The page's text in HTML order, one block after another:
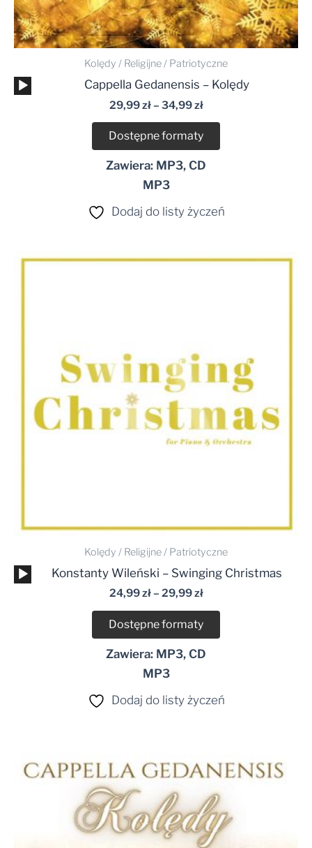
Kolędy / Religijne / Patriotyczne
Odtwarzacz
plików
dźwiękowych
Cappella Gedanensis – Kolędy
29,99zł– 34,99zł
Dostępne formaty
Zawiera: MP3, CD
MP3
Dodaj do listy życzeń
Kolędy / Religijne / Patriotyczne
Odtwarzacz
plików
dźwiękowych
Konstanty Wileński – Swinging Christmas
24,99zł– 29,99zł
Zakres
Dostępne formaty
Zawiera: MP3, CD
MP3
Dodaj do listy życzeń